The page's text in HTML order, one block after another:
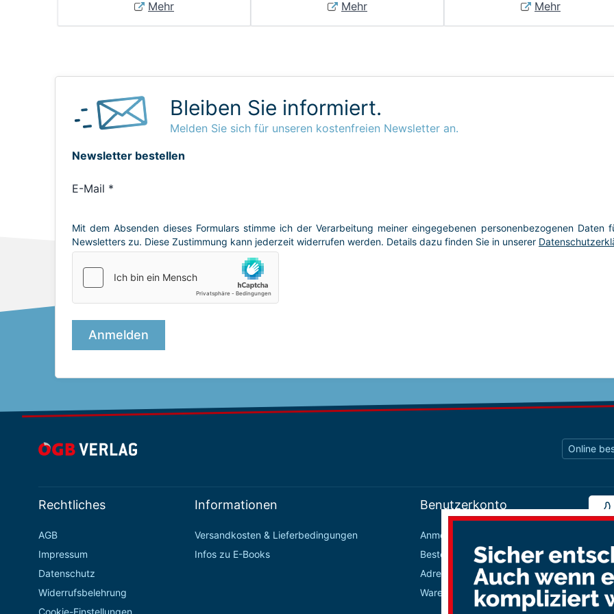
Mehr Mehr Mehr
Bleiben Sie informiert.
Melden Sie sich für unseren kostenfreien Newsletter an.
Online
Rechtliches
AGB
Impressum
Datenschutz
Widerrufsbelehrung
Cookie-Einstellungen
Informationen
Versandkosten & Lieferbedingungen
Infos zu E-Books
Benutzerkonto
Anmelden / Registrieren
Bestellungen
Adressbuch
Warenkorb